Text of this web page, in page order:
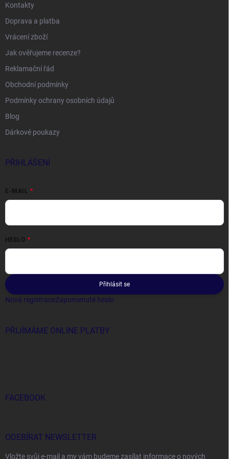
Kontakty
Doprava a platba
Vrácení zboží
Jak ověřujeme recenze?
Reklamační řád
Obchodní podmínky
Podmínky ochrany osobních údajů
Blog
Dárkové poukazy
PŘIHLÁŠENÍ
E-MAIL
HESLO
Přihlásit se
Nová registraceZapomenuté heslo
PŘIJÍMÁME ONLINE PLATBY
FACEBOOK
ODEBÍRAT NEWSLETTER
Vložte svůj e-mail a my vám budeme zasílat informace o nových